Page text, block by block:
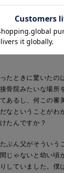
のランニングを欠か
ときに驚いたの
骨院みたいな場所
あるし、何この
なということが
たんですか？
ん父がそういう
じゃないと幼い
していました。